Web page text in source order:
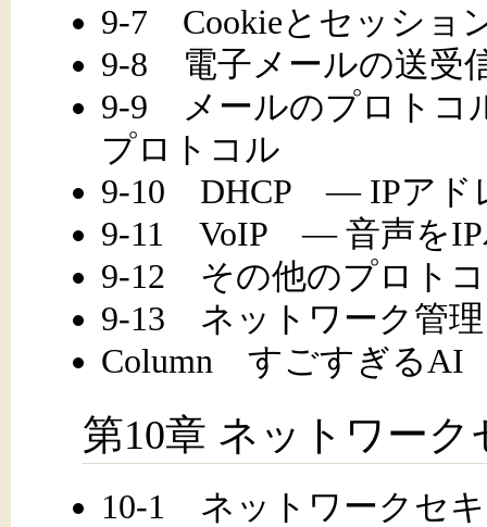
9-7 Cookieとセッショ
9-8 電子メールの送受
9-9 メールのプロト
プロトコル
9-10 DHCP ― IPアド
9-11 VoIP ― 音声をIP
9-12 その他のプロト
9-13 ネットワーク管理
Column すごすぎるAI
第10章 ネットワー
10-1 ネットワークセ